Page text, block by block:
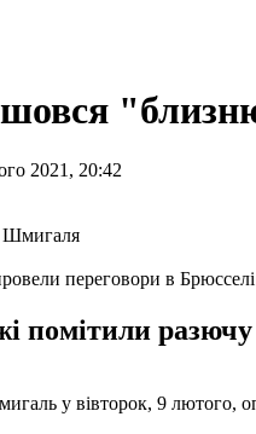
2021, 20:42
переговори в Брюсселі
помітили
у вівторок, 9 лютого,